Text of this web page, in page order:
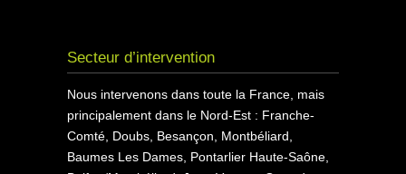
Secteur d’intervention
Nous intervenons dans toute la France, mais
principalement dans le Nord-Est : Franche-
Comté, Doubs, Besançon, Montbéliard,
Baumes Les Dames, Pontarlier Haute-Saône,